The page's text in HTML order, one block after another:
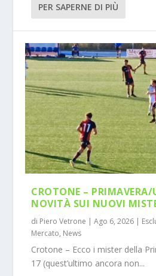
PER SAPERNE DI PIÙ
CROTONE – PRIMAVERA/
NOVITÀ SUI NUOVI
di Piero Vetrone |Ago 6, 2026 |
Mercato, News
Crotone – Ecco i mister della
17 (quest’ultimo ancora non...